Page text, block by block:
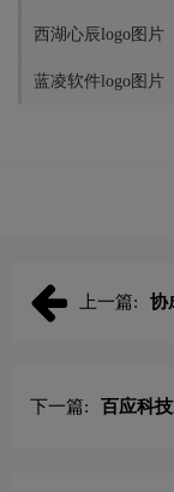
西湖心辰logo图片
蓝凌软件logo图片
上一篇: 协
下一篇: 百应科